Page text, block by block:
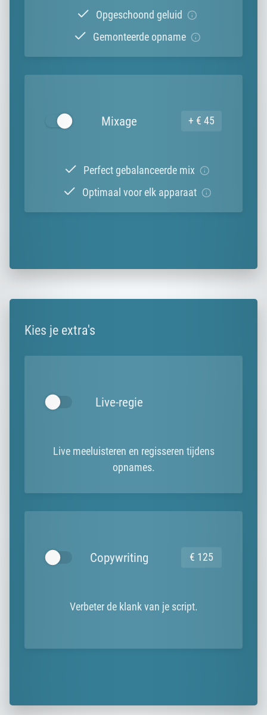
Opgeschoond geluid
Gemonteerde opname
+ € 45
Mixage
Perfect gebalanceerde mix
Optimaal voor elk apparaat
Kies je extra's
Live-regie
Live meeluisteren en regisseren tijdens
opnames.
€ 125
Copywriting
Verbeter de klank van je script.